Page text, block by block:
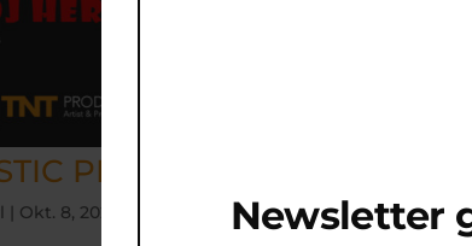
PEPPERBOYZ –
| Okt. 8, 2024 Newsletter